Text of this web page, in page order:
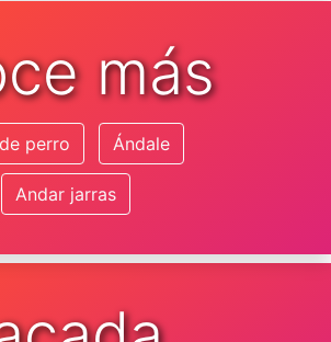
más
perro Ándale
Andar jarras